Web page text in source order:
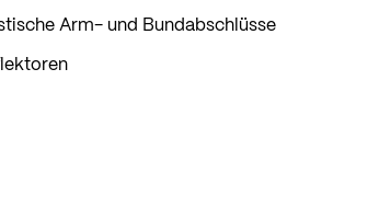
Arm- und Bundabschlüsse